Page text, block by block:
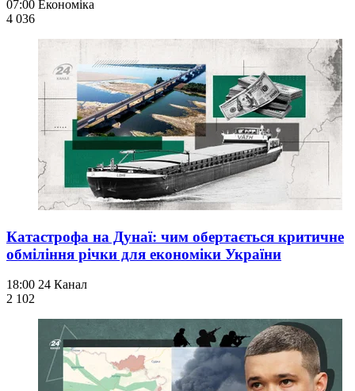
07:00 Економіка
4 036
Катастрофа на Дунаї: чим обертається критичне
обміління річки для економіки України
18:00 24 Канал
2 102